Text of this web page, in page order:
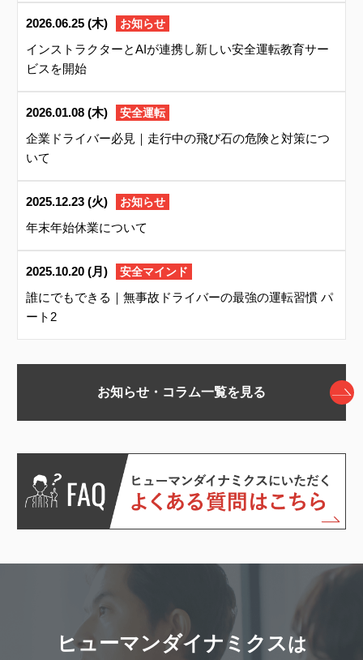
2026.06.25 (木) お知らせ
インストラクターとAIが連携し新しい安全運転教育サー
ビスを開始
2026.01.08 (木) 安全運転
企業ドライバー必見｜走行中の飛び石の危険と対策につ
いて
2025.12.23 (火) お知らせ
年末年始休業について
2025.10.20 (月) 安全マインド
誰にでもできる｜無事故ドライバーの最強の運転習慣 パ
ート2
お知らせ・コラム一覧を見る
ヒューマンダイナミクスは